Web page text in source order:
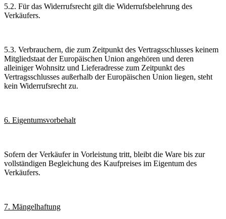
5.2. Für das Widerrufsrecht gilt die Widerrufsbelehrung des
Verkäufers.
5.3. Verbrauchern, die zum Zeitpunkt des Vertragsschlusses keinem
Mitgliedstaat der Europäischen Union angehören und deren
alleiniger Wohnsitz und Lieferadresse zum Zeitpunkt des
Vertragsschlusses außerhalb der Europäischen Union liegen, steht
kein Widerrufsrecht zu.
6. Eigentumsvorbehalt
Sofern der Verkäufer in Vorleistung tritt, bleibt die Ware bis zur
vollständigen Begleichung des Kaufpreises im Eigentum des
Verkäufers.
7. Mängelhaftung